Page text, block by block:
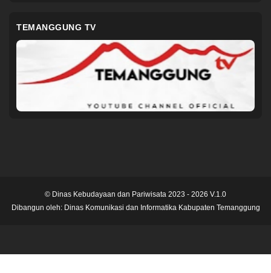
TEMANGGUNG TV
© Dinas Kebudayaan dan Pariwisata 2023 - 2026 V.1.0
Dibangun oleh: Dinas Komunikasi dan Informatika Kabupaten Temanggung